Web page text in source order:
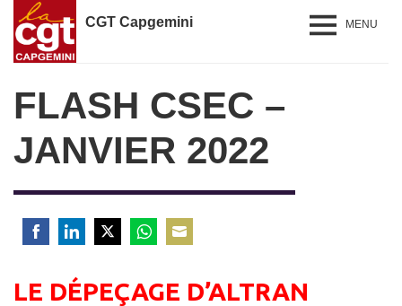
CGT Capgemini MENU
FLASH CSEC –
JANVIER 2022
FacebookLinkedInTwitter WhatsAppEmail
LE DÉPEÇAGE D’ALTRAN